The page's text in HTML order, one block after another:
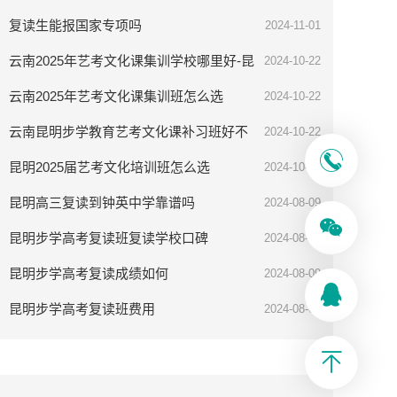
率高吗
复读生能报国家专项吗 2024-11-01
云南2025年艺考文化课集训学校哪里好-昆
明步学教育
2024-10-22
云南2025年艺考文化课集训班怎么选 2024-10-22
云南昆明步学教育艺考文化课补习班好不
好
2024-10-22
昆明2025届艺考文化培训班怎么选 2024-10-08
昆明高三复读到钟英中学靠谱吗 2024-08-09
昆明步学高考复读班复读学校口碑 2024-08-09
昆明步学高考复读成绩如何 2024-08-09
昆明步学高考复读班费用 2024-08-09